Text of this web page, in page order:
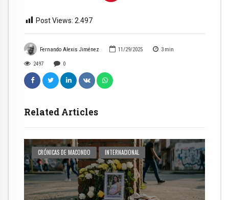
Fernando Alexis Jiménez 11/29/2025 3 min
2497 0
Related Articles
CRÓNICAS DE MACONDO INTERNACIONAL
Post Views: 2.497